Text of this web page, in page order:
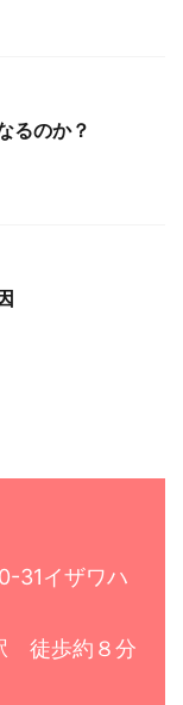
るのか？
31イザワハ
徒歩約８分